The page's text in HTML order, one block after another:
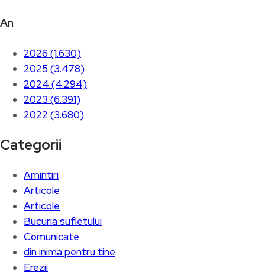
An
2026 (1.630)
2025 (3.478)
2024 (4.294)
2023 (6.391)
2022 (3.680)
Categorii
Amintiri
Articole
Articole
Bucuria sufletului
Comunicate
din inima pentru tine
Erezii